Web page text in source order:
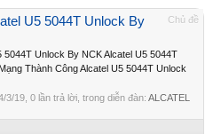
Chủ đề
U5 5044T Unlock By
5044T Unlock By NCK Alcatel U5 5044T
Thành Công Alcatel U5 5044T Unlock
3/19 , 0 lần trả lời, trong diễn đàn: ALCATEL